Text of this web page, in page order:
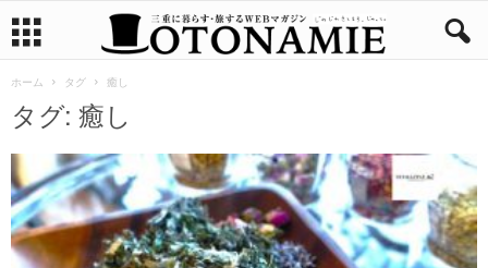
ホーム タグ 癒し
タグ: 癒し